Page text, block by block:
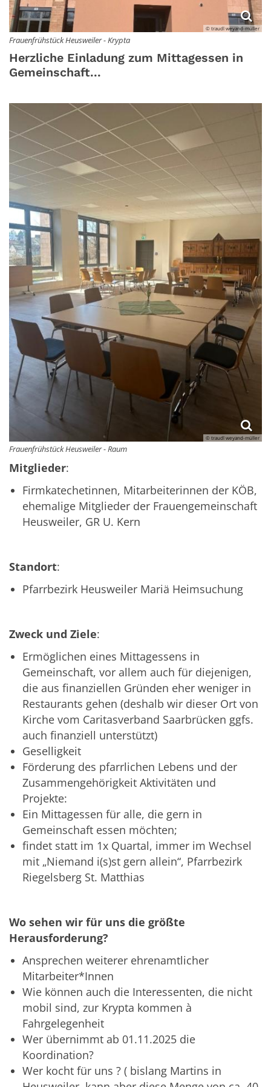
© traudl weyand-müller
Frauenfrühstück Heusweiler - Krypta
Herzliche Einladung zum Mittagessen in
Gemeinschaft...
© traudl weyand-müller
Frauenfrühstück Heusweiler - Raum
Mitglieder:
Firmkatechetinnen, Mitarbeiterinnen der KÖB,
ehemalige Mitglieder der Frauengemeinschaft
Heusweiler, GR U. Kern
Standort:
Pfarrbezirk Heusweiler Mariä Heimsuchung
Zweck und Ziele:
Ermöglichen eines Mittagessens in
Gemeinschaft, vor allem auch für diejenigen,
die aus finanziellen Gründen eher weniger in
Restaurants gehen (deshalb wir dieser Ort von
Kirche vom Caritasverband Saarbrücken ggfs.
auch finanziell unterstützt)
Geselligkeit
Förderung des pfarrlichen Lebens und der
Zusammengehörigkeit Aktivitäten und
Projekte:
Ein Mittagessen für alle, die gern in
Gemeinschaft essen möchten;
findet statt im 1x Quartal, immer im Wechsel
mit „Niemand i(s)st gern allein“, Pfarrbezirk
Riegelsberg St. Matthias
Wo sehen wir für uns die größte
Herausforderung?
Ansprechen weiterer ehrenamtlicher
Mitarbeiter*Innen
Wie können auch die Interessenten, die nicht
mobil sind, zur Krypta kommen à
Fahrgelegenheit
Wer übernimmt ab 01.11.2025 die
Koordination?
Wer kocht für uns ? ( bislang Martins in